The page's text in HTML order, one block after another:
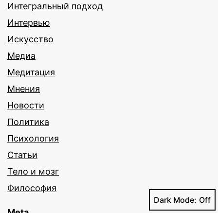
Интегральный подход
Интервью
Искусство
Медиа
Медитация
Мнения
Новости
Политика
Психология
Статьи
Тело и мозг
Философия
Dark Mode: